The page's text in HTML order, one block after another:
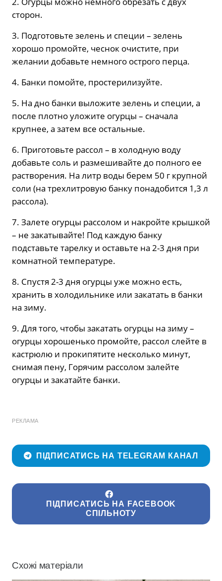
сторон.
3. Подготовьте зелень и специи – зелень
хорошо промойте, чеснок очистите, при
желании добавьте немного острого перца.
4. Банки помойте, простерилизуйте.
5. На дно банки выложите зелень и специи, а
после плотно уложите огурцы – сначала
крупнее, а затем все остальные.
6. Приготовьте рассол – в холодную воду
добавьте соль и размешивайте до полного ее
растворения. На литр воды берем 50 г крупной
соли (на трехлитровую банку понадобится 1,3 л
рассола).
7. Залете огурцы рассолом и накройте крышкой
– не закатывайте! Под каждую банку
подставьте тарелку и оставьте на 2-3 дня при
комнатной температуре.
8. Спустя 2-3 дня огурцы уже можно есть,
хранить в холодильнике или закатать в банки
на зиму.
9. Для того, чтобы закатать огурцы на зиму –
огурцы хорошенько промойте, рассол слейте в
кастрюлю и прокипятите несколько минут,
снимая пену, Горячим рассолом залейте
огурцы и закатайте банки.
РЕКЛАМА
ПІДПИСАТИСЬ НА TELEGRAM КАНАЛ
ПІДПИСАТИСЬ НА FACEBOOK
СПІЛЬНОТУ
Схожі матеріали